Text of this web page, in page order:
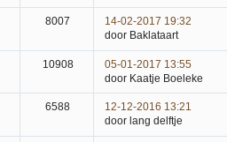
8007
14-02-2017 19:32
door Baklataart
10908
05-01-2017 13:55
door Kaatje Boeleke
6588
12-12-2016 13:21
door lang delftje